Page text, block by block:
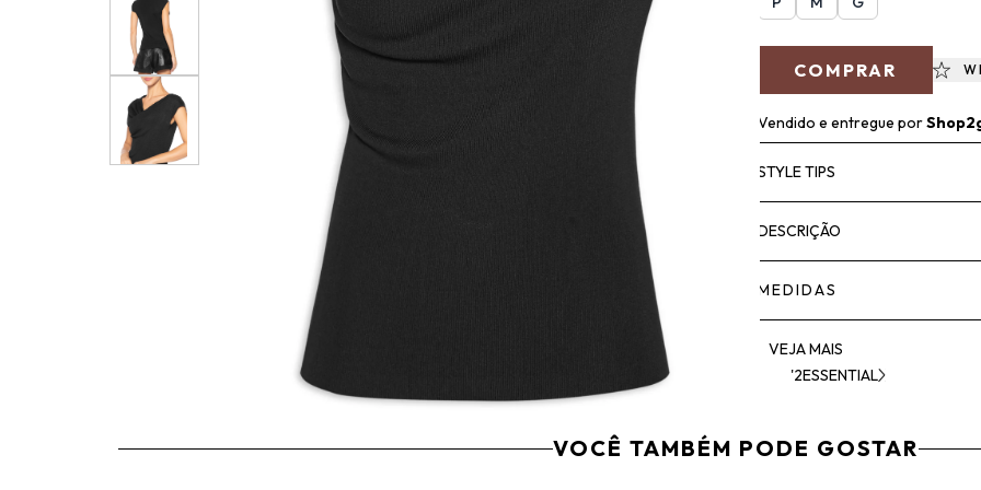
COMPRAR
Vendido e entregue por
STYLE TIPS
DESCRIÇÃO
MEDIDAS
VEJA MAIS
'2ESSENTIAL
VOCÊ TAMBÉM PODE GOSTAR